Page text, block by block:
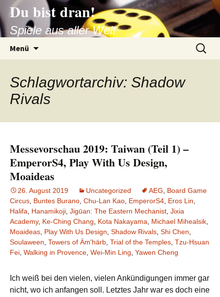
Zum
Inhalt
springen
Du bist dran!
Spiele aus aller Welt
Menü
Suchen
nach:
Schlagwortarchiv: Shadow
Rivals
Messevorschau 2019: Taiwan (Teil 1) –
EmperorS4, Play With Us Design,
Moaideas
26. August 2019 Uncategorized AEG
Board Game
Circus Buntes Burano Chu-Lan Kao EmperorS4 Eros Lin
Halifa
Hanamikoji Jigūan: The Eastern Mechanist Jixia
Academy, Ke-Ching Chang Kota Nakayama Michael Mihealsik
Moaideas Play With Us Design Shadow Rivals Shi Chen
Soulaween Towers of Äm'härb Trial of the Temples Tzu-Hsuan
Fei Walking in Provence Wei-Min Ling Yawen Cheng
Ich weiß bei den vielen, vielen Ankündigungen immer gar
nicht, wo ich anfangen soll. Letztes Jahr war es doch eine